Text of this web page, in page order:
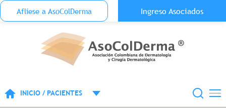
Pasar al contenido principal
Menu Top Anónimo
Aflíese a AsoColDerma Ingreso Asociados
INICIO / PACIENTES